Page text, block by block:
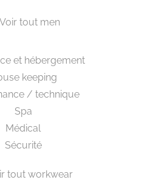
Voir tout men
et hébergement
keeping
/ technique
Spa
Médical
Sécurité
tout workwear